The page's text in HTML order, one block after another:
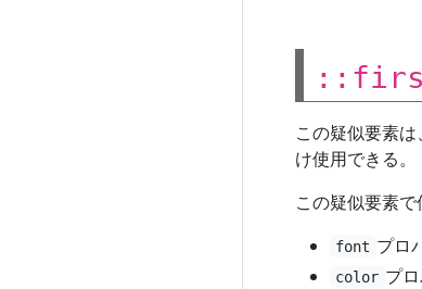
この疑似要素
け使用できる。
この疑似要素で
font プロ
color プ